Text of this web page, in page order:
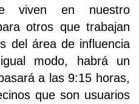
viven en nuestro
otros que trabajan
del área de influencia
modo, habrá un
a las 9:15 horas,
que son usuarios